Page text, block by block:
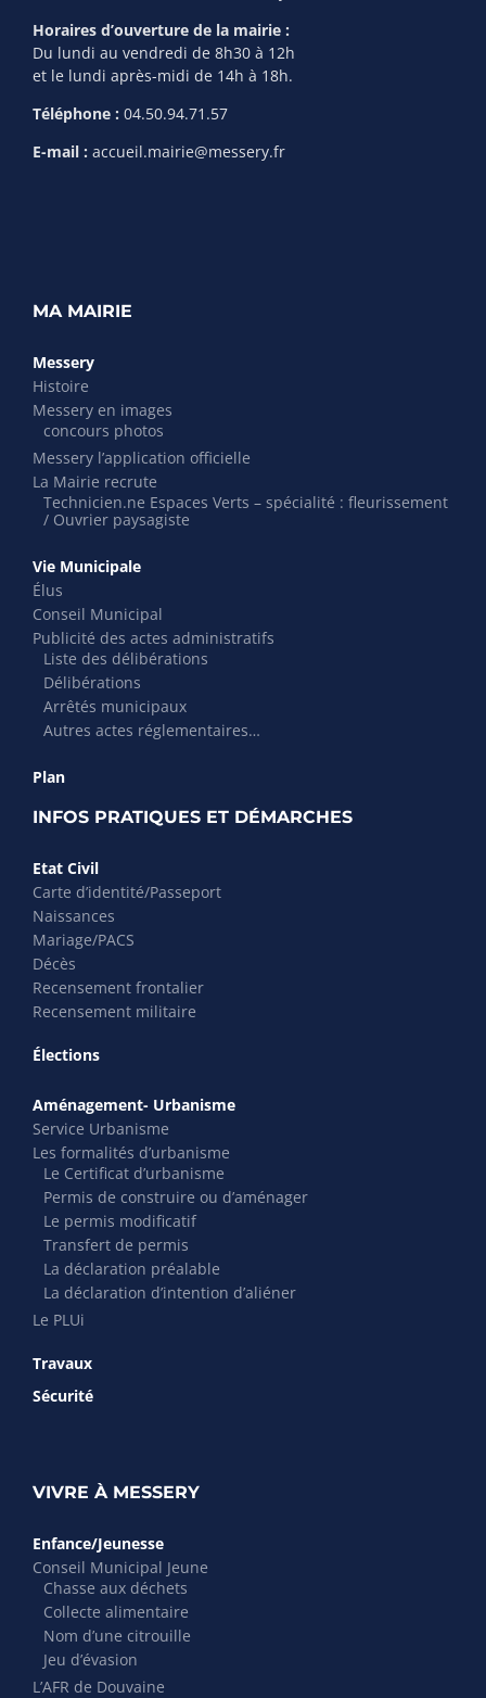
Horaires d’ouverture de la mairie :
Du lundi au vendredi de 8h30 à 12h
et le lundi après-midi de 14h à 18h.
Téléphone : 04.50.94.71.57
E-mail : accueil.mairie@messery.fr
MA MAIRIE
Messery
Histoire
Messery en images
concours photos
Messery l’application officielle
La Mairie recrute
Technicien.ne Espaces Verts – spécialité : fleurissement
/ Ouvrier paysagiste
Vie Municipale
Élus
Conseil Municipal
Publicité des actes administratifs
Liste des délibérations
Délibérations
Arrêtés municipaux
Autres actes réglementaires…
Plan
INFOS PRATIQUES ET DÉMARCHES
Etat Civil
Carte d’identité/Passeport
Naissances
Mariage/PACS
Décès
Recensement frontalier
Recensement militaire
Élections
Aménagement- Urbanisme
Service Urbanisme
Les formalités d’urbanisme
Le Certificat d’urbanisme
Permis de construire ou d’aménager
Le permis modificatif
Transfert de permis
La déclaration préalable
La déclaration d’intention d’aliéner
Le PLUi
Travaux
Sécurité
VIVRE À MESSERY
Enfance/Jeunesse
Conseil Municipal Jeune
Chasse aux déchets
Collecte alimentaire
Nom d’une citrouille
Jeu d’évasion
L’AFR de Douvaine